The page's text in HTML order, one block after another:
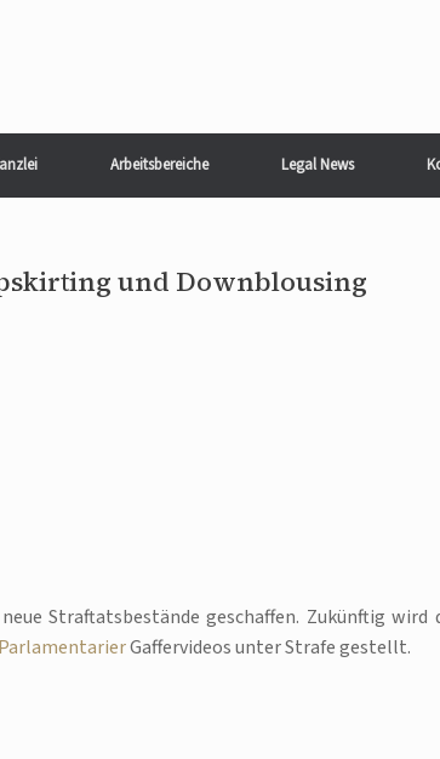
Arbeitsbereiche Legal News
und Downblousing
Straftatsbestände geschaffen. Zukünftig wird
Gaffervideos unter Strafe gestellt.